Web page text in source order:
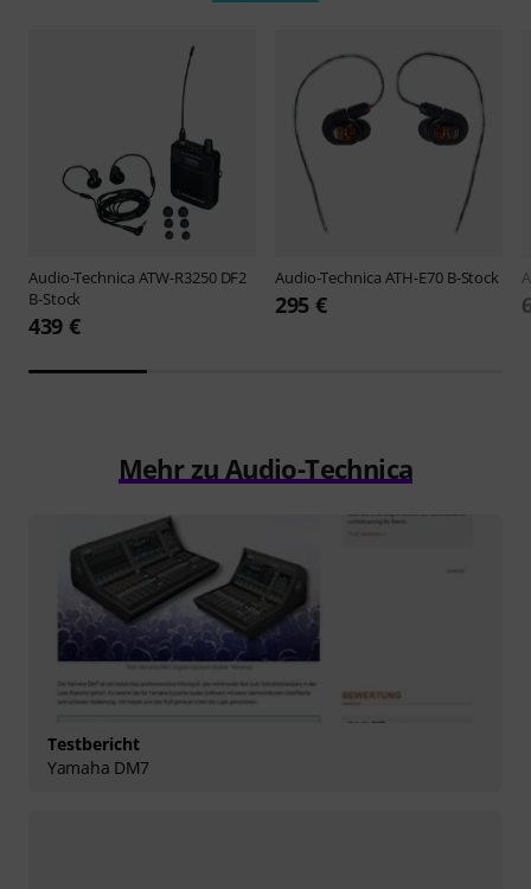
Audio-Technica ATW-R3250 DF2
B-Stock
439 €
Audio-Technica ATH-E70 B-Stock
295 €
Mehr zu Audio-Technica
Testbericht
Yamaha DM7